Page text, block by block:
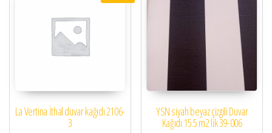
La Vertina İthal duvar kağıdı 2106-
3
YSN siyah beyaz çizgili Duvar
Kağıdı 15.5 m2 lik 39-006